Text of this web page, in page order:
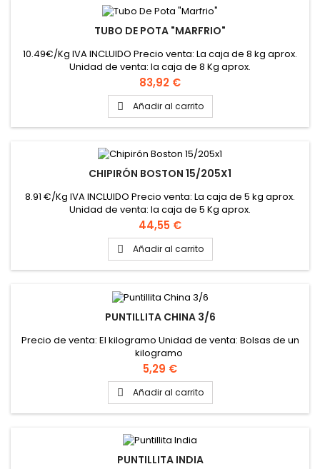
TUBO DE POTA "MARFRIO"
10.49€/Kg IVA INCLUIDO Precio venta: La caja de 8 kg aprox.
Unidad de venta: la caja de 8 Kg aprox.
Precio
83,92 €
 Añadir al carrito
CHIPIRÓN BOSTON 15/205X1
8.91 €/Kg IVA INCLUIDO Precio venta: La caja de 5 kg aprox.
Unidad de venta: la caja de 5 Kg aprox.
Precio
44,55 €
 Añadir al carrito
PUNTILLITA CHINA 3/6
Precio de venta: El kilogramo Unidad de venta: Bolsas de un
kilogramo
Precio
5,29 €
 Añadir al carrito
PUNTILLITA INDIA